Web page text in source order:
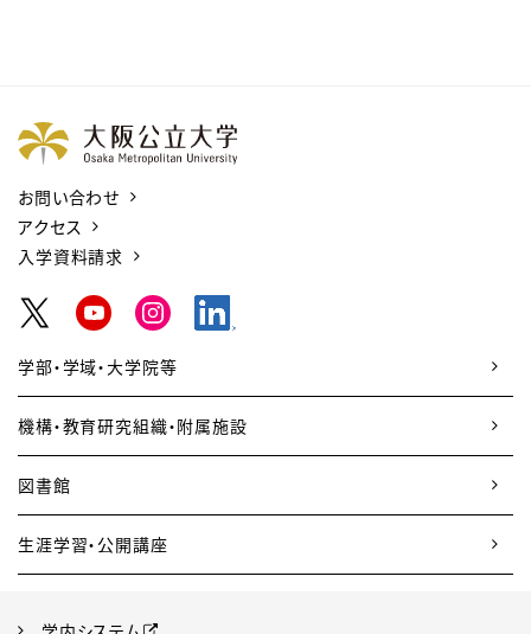
お問い合わせ
アクセス
入学資料請求
学部・学域・大学院等
機構・教育研究組織・附属施設
図書館
生涯学習・公開講座